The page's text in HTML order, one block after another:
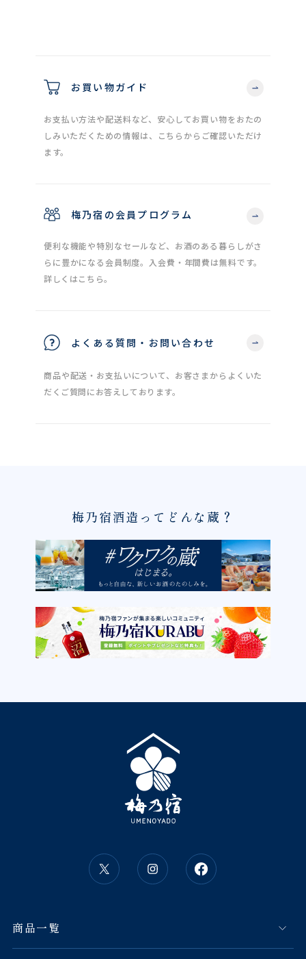
お買い物ガイド
お支払い方法や配送料など、安心してお買い物をおたの
しみいただくための情報は、こちらからご確認いただけ
ます。
梅乃宿の会員プログラム
便利な機能や特別なセールなど、お酒のある暮らしがさ
らに豊かになる会員制度。入会費・年間費は無料です。
詳しくはこちら。
よくある質問・お問い合わせ
商品や配送・お支払いについて、お客さまからよくいた
だくご質問にお答えしております。
梅乃宿酒造ってどんな蔵？
商品一覧